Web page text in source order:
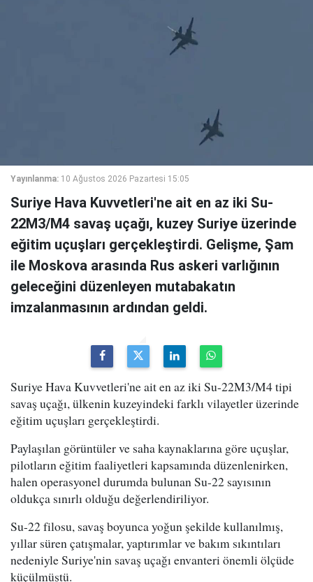
Yayınlanma: 10 Ağustos 2026 Pazartesi 15:05
Suriye Hava Kuvvetleri'ne ait en az iki Su-
22M3/M4 savaş uçağı, kuzey Suriye üzerinde
eğitim uçuşları gerçekleştirdi. Gelişme, Şam
ile Moskova arasında Rus askeri varlığının
geleceğini düzenleyen mutabakatın
imzalanmasının ardından geldi.
Suriye Hava Kuvvetleri'ne ait en az iki Su-22M3/M4 tipi
savaş uçağı, ülkenin kuzeyindeki farklı vilayetler üzerinde
eğitim uçuşları gerçekleştirdi.
Paylaşılan görüntüler ve saha kaynaklarına göre uçuşlar,
pilotların eğitim faaliyetleri kapsamında düzenlenirken,
halen operasyonel durumda bulunan Su-22 sayısının
oldukça sınırlı olduğu değerlendiriliyor.
Su-22 filosu, savaş boyunca yoğun şekilde kullanılmış,
yıllar süren çatışmalar, yaptırımlar ve bakım sıkıntıları
nedeniyle Suriye'nin savaş uçağı envanteri önemli ölçüde
küçülmüştü.